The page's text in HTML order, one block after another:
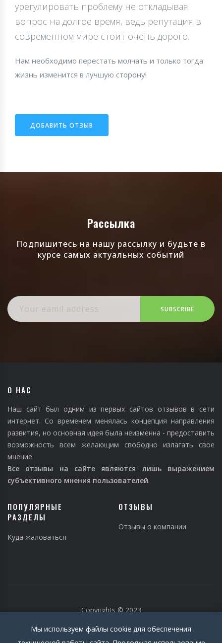
урегулировать проблему не откладывая
вопрос на долгое время, ведь репутация в
современном мире стоит очень дорого.
Нам необходимо перестать молчать и только тогда
жизнь изменится в лучшую сторону!
ДОБАВИТЬ ОТЗЫВ
Рассылка
Подпишитесь на нашу рассылку и будьте в
курсе самых актуальных событий
SUBSCRIBE
О НАС
Наш сайт был одним из первых сайтов отзывов в сети
интернет. Со временем менялась концепция направления
развития, но основная идея была неизменна - предоставить
возможность всем желающим свободно излагать свое
мнение.
Все отзывы на сайте являются лишь выражением
субъективного мнения пользователей.
ПОПУЛЯРНЫЕ
РАЗДЕЛЫ
Куда жаловаться
ОТЗЫВЫ
Отзывы о компании
Copyrights © 2023
Мы используем файлы cookie для обеспечения